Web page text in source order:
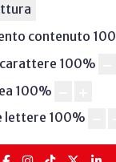
contenuto 100
100%
100%
lettere 100%